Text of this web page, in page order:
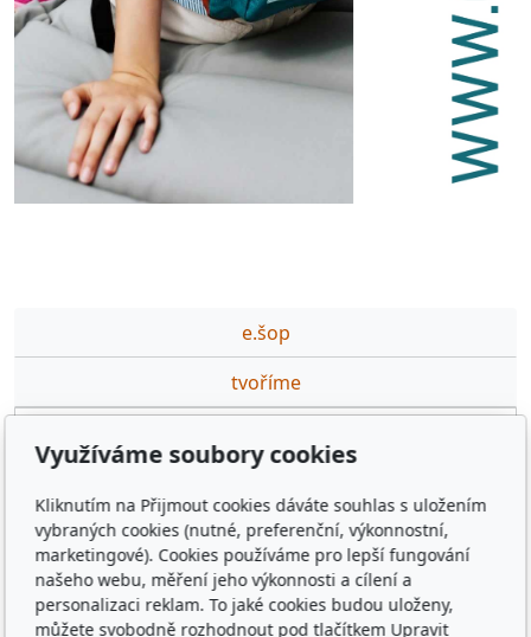
e.šop
tvoříme
ceník DTP,GFX prací
výuka·na·míru
kontakt
Využíváme soubory cookies
Kliknutím na Přijmout cookies dáváte souhlas s uložením
vybraných cookies (nutné, preferenční, výkonnostní,
marketingové). Cookies používáme pro lepší fungování
našeho webu, měření jeho výkonnosti a cílení a
personalizaci reklam. To jaké cookies budou uloženy,
můžete svobodně rozhodnout pod tlačítkem Upravit